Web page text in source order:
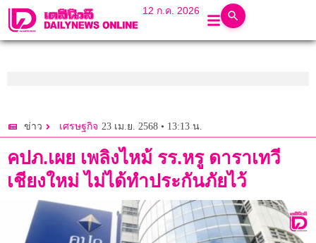
12 ก.ค. 2026
ข่าว เศรษฐกิจ 23 เม.ย. 2568 • 13:13 น.
คปภ.เผย เพลิงไหม้ รร.หรู ดาราเทวี
เชียงใหม่ ไม่ได้ทำประกันภัยไว้